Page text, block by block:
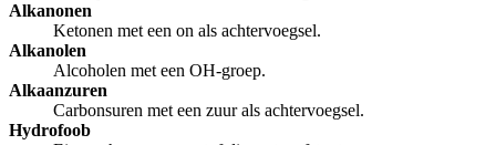
Alkanonen
Ketonen met een on als achtervoegsel.
Alkanolen
Alcoholen met een OH-groep.
Alkaanzuren
Carbonsuren met een zuur als achtervoegsel.
Hydrofoob